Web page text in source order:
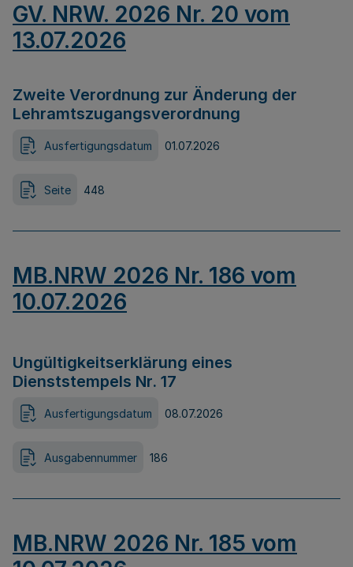
GV. NRW. 2026 Nr. 20 vom
13.07.2026
Zweite Verordnung zur Änderung der
Lehramtszugangsverordnung
Ausfertigungsdatum 01.07.2026
Seite 448
MB.NRW 2026 Nr. 186 vom
10.07.2026
Ungültigkeitserklärung eines
Dienststempels Nr. 17
Ausfertigungsdatum 08.07.2026
Ausgabennummer 186
MB.NRW 2026 Nr. 185 vom